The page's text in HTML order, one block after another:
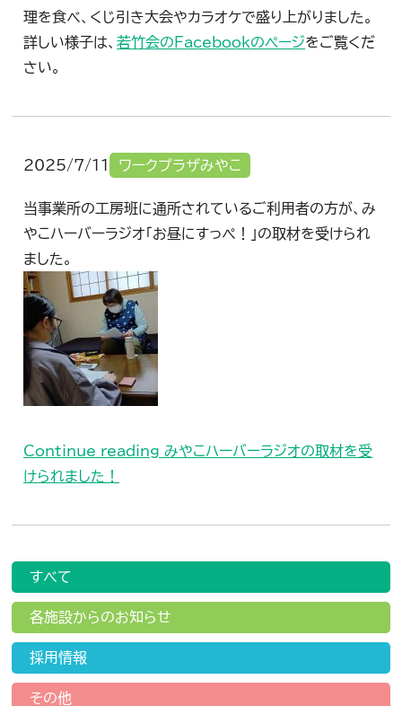
理を食べ、くじ引き大会やカラオケで盛り上がりました。
詳しい様子は、若竹会のFacebookのページをご覧くだ
さい。
2025/7/11 ワークプラザみやこ
当事業所の工房班に通所されているご利用者の方が、み
やこハーバーラジオ「お昼にすっぺ！」の取材を受けられ
ました。
Continue readingみやこハーバーラジオの取材を受
けられました！
すべて
各施設からのお知らせ
採用情報
その他